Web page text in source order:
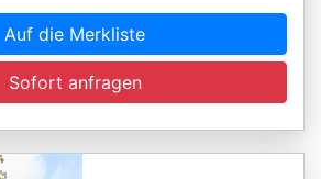
Auf die Merkliste
Sofort anfragen